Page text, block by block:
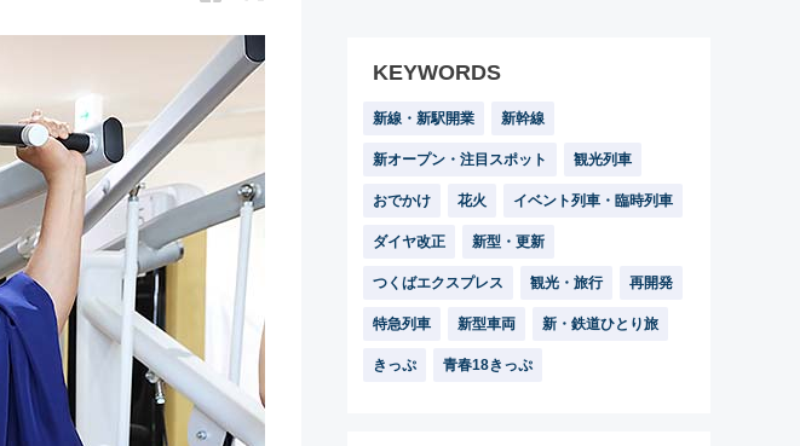
KEYWORDS
新線・新駅開業 新幹線
新オープン・注目スポット 観光列車
おでかけ 花火 イベント列車・臨時列車
ダイヤ改正 新型・更新
つくばエクスプレス 観光・旅行 再開発
特急列車 新型車両 新・鉄道ひとり旅
きっぷ 青春18きっぷ